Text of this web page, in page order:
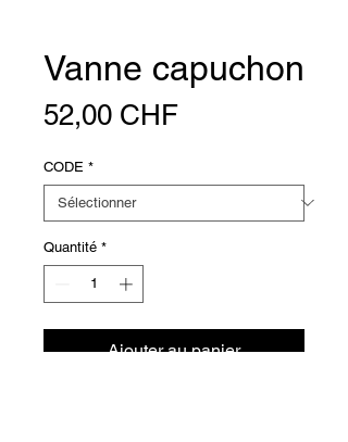
Vanne capuchon
52,00 CHFPrix
CODE *
Quantité *
Ajouter au panier